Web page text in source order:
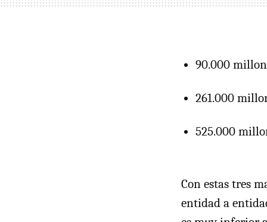
90.000
261.000
525.000
Con estas tres
entidad a